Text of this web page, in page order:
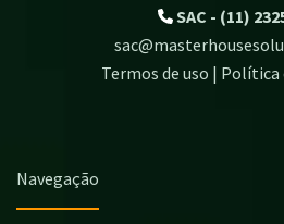
SAC - (11)
Termos de uso | Política
Navegação